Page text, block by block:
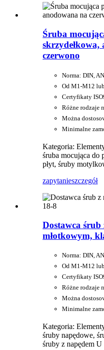
Śruba
skrzydełkowa,
czerwono
Norma: DIN,
Od M1-M12
Certyfikaty
Różne rodzaje
Można
Minimalne
Kategoria:
śruba mocująca do
płyt, śruby
zapytanieszczegół
Dostawca śrub
młotkowym,
Norma: DIN,
Od M1-M12
Certyfikaty
Różne rodzaje
Można
Minimalne
Kategoria:
śruby napędowe,
śruby z napędem U